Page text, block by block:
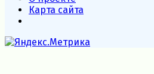
Карта сайта